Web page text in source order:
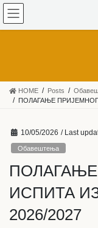
HOME Posts
ПОЛАГАЊЕ ПРИЈЕМНОГ
10/05/2026 / Last
Обавештења
ИСПИТА
2026/2027